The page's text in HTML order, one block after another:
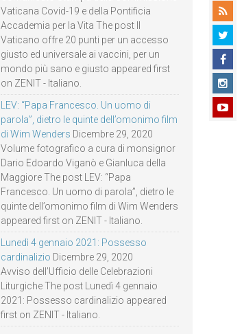
Vaticana Covid-19 e della Pontificia
Accademia per la Vita The post Il
Vaticano offre 20 punti per un accesso
giusto ed universale ai vaccini, per un
mondo più sano e giusto appeared first
on ZENIT - Italiano.
LEV: “Papa Francesco. Un uomo di
parola”, dietro le quinte dell’omonimo film
di Wim Wenders Dicembre 29, 2020
Volume fotografico a cura di monsignor
Dario Edoardo Viganò e Gianluca della
Maggiore The post LEV: “Papa
Francesco. Un uomo di parola”, dietro le
quinte dell’omonimo film di Wim Wenders
appeared first on ZENIT - Italiano.
Lunedì 4 gennaio 2021: Possesso
cardinalizio Dicembre 29, 2020
Avviso dell’Ufficio delle Celebrazioni
Liturgiche The post Lunedì 4 gennaio
2021: Possesso cardinalizio appeared
first on ZENIT - Italiano.